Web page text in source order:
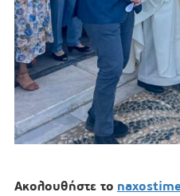
Ακολουθήστε το